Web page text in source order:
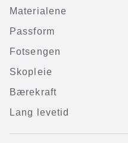
Materialene
Passform
Fotsengen
Skopleie
Bærekraft
Lang levetid